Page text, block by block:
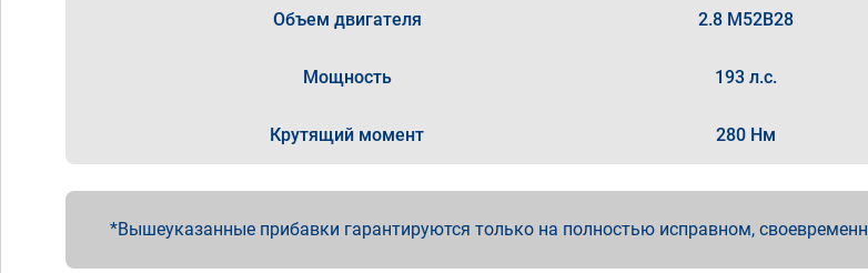
Объем двигателя 2.8 M52B28
Мощность 193 л.с.
Крутящий момент 280 Нм
Вышеуказанные прибавки гарантируются только на полностью исправном,